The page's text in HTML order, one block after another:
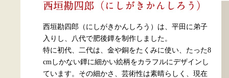
西垣勘四郎（にしがきかんしろう）は、平田に弟子
入りし、八代で肥後鐔を制作しました。
特に初代、二代は、金や銅をたくみに使い、たった8
cmしかない鐔に細かい絵柄をカラフルにデザインし
ています。その細かさ、芸術性は素晴らしく、現在